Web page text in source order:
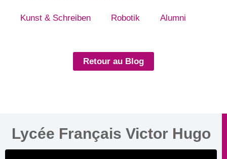
Kunst & Schreiben Robotik Alumni
Retour au Blog
Lycée Français Victor Hugo